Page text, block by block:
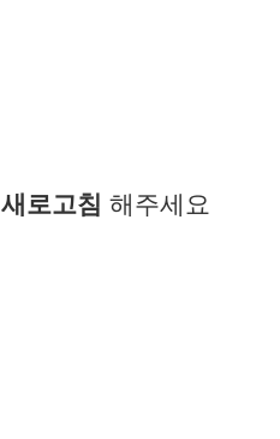
새로고침 해주세요